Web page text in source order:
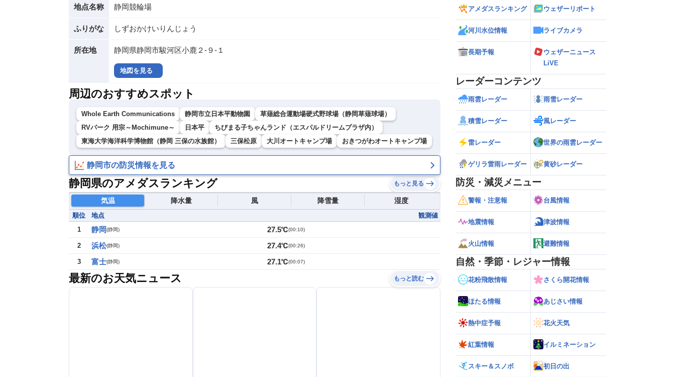
地点名称 静岡競輪場
ふりがな しずおかけいりんじょう
所在地 静岡県静岡市駿河区小鹿２‐９‐１
地図を見る
周辺のおすすめスポット
Whole Earth Communications 静岡市立日本平動物園
草薙総合運動場硬式野球場（静岡草薙球場）
RVパーク 用宗～Mochimune～
日本平
ちびまる子ちゃんランド（エスパルドリームプラザ内）
東海大学海洋科学博物館（静岡 三保の水族館）
三保松原 大川オートキャンプ場 おきつがわオートキャンプ場
静岡市の防災情報を見る
静岡県のアメダスランキング もっと見る
気温 降水量 風 降雪量 湿度
順位 地点
観測値
1
静岡(静岡) 27.5℃(00:10)
2 浜松(静岡) 27.4℃(00:26)
3 富士(静岡) 27.1℃(00:07)
最新のお天気ニュース もっと読む
アメダスランキング ウェザーリポート
河川水位情報 ライブカメラ
長期予報
ウェザーニュース
LiVE
レーダーコンテンツ
雨雲レーダー 雨雪レーダー
積雪レーダー 風レーダー
雷レーダー 世界の雨雲レーダー
ゲリラ雷雨レーダー 黄砂レーダー
防災・減災メニュー
警報・注意報 台風情報
地震情報 津波情報
火山情報 避難情報
自然・季節・レジャー情報
花粉飛散情報 さくら開花情報
ほたる情報 あじさい情報
熱中症予報 花火天気
紅葉情報 イルミネーション
スキー＆スノボ 初日の出